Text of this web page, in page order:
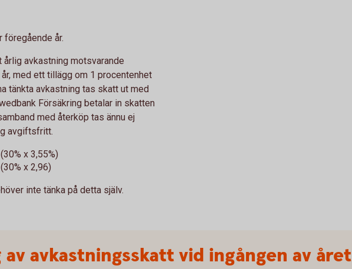
föregående år.
avkastning motsvarande
med ett tillägg om 1 procentenhet
tänkta avkastning tas skatt ut med
Försäkring betalar in skatten
med återköp tas ännu ej
avgiftsfritt.
x 3,55%)
x 2,96)
inte tänka på detta själv.
avkastningsskatt vid ingången av året